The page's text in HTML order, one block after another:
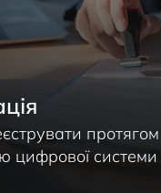
цифрової системи